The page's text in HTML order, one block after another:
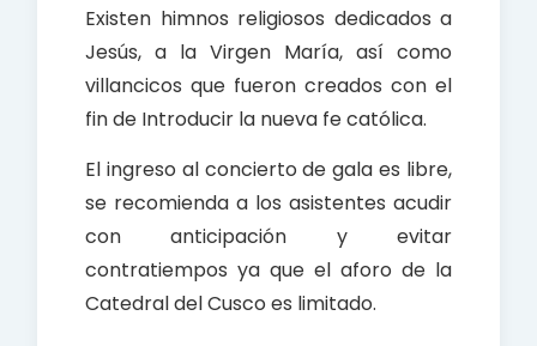
Existen himnos religiosos dedicados a
Jesús, a la Virgen María, así como
villancicos que fueron creados con el
fin de Introducir la nueva fe católica.
El ingreso al concierto de gala es libre,
se recomienda a los asistentes acudir
con anticipación y evitar
contratiempos ya que el aforo de la
Catedral del Cusco es limitado.